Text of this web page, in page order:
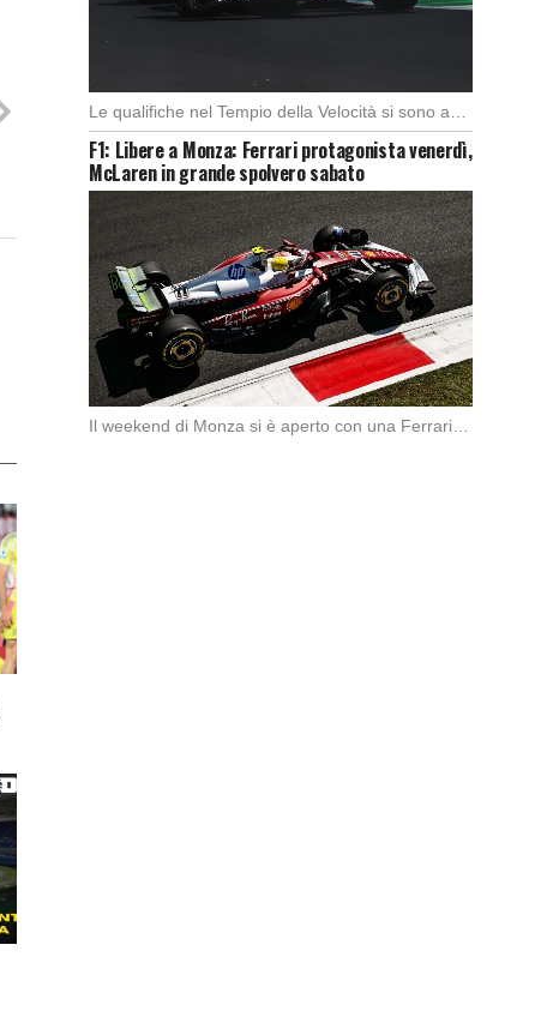
F1: Libere a Monza: Ferrari protagonista venerdì,
McLaren in grande spolvero sabato